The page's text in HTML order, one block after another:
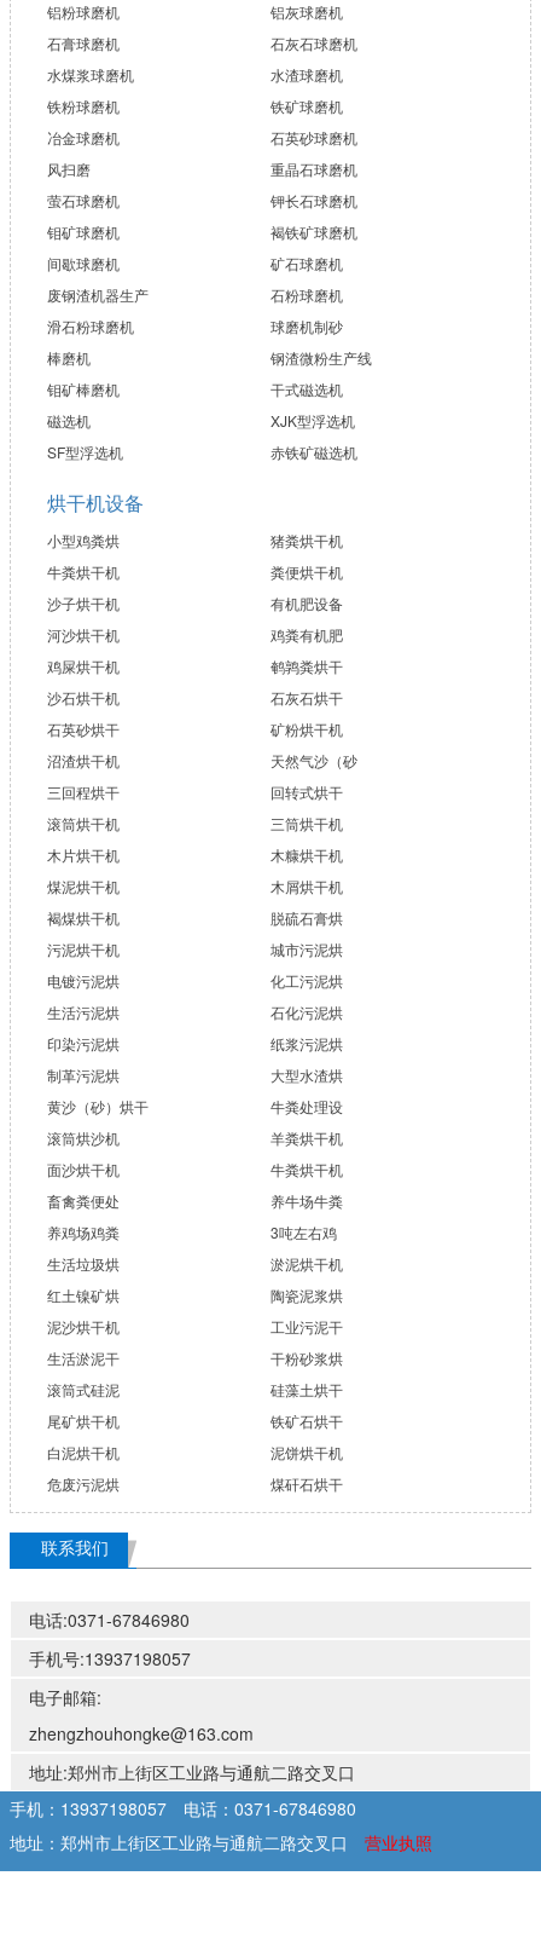
铝粉球磨机
铝灰球磨机
石膏球磨机
石灰石球磨机
水煤浆球磨机
水渣球磨机
铁粉球磨机
铁矿球磨机
冶金球磨机
石英砂球磨机
风扫磨
重晶石球磨机
萤石球磨机
钾长石球磨机
钼矿球磨机
褐铁矿球磨机
间歇球磨机
矿石球磨机
废钢渣机器生产
石粉球磨机
滑石粉球磨机
球磨机制砂
棒磨机
钢渣微粉生产线
钼矿棒磨机
干式磁选机
磁选机
XJK型浮选机
SF型浮选机
赤铁矿磁选机
烘干机设备
小型鸡粪烘
猪粪烘干机
牛粪烘干机
粪便烘干机
沙子烘干机
有机肥设备
河沙烘干机
鸡粪有机肥
鸡屎烘干机
鹌鹑粪烘干
沙石烘干机
石灰石烘干
石英砂烘干
矿粉烘干机
沼渣烘干机
天然气沙（砂
三回程烘干
回转式烘干
滚筒烘干机
三筒烘干机
木片烘干机
木糠烘干机
煤泥烘干机
木屑烘干机
褐煤烘干机
脱硫石膏烘
污泥烘干机
城市污泥烘
电镀污泥烘
化工污泥烘
生活污泥烘
石化污泥烘
印染污泥烘
纸浆污泥烘
制革污泥烘
大型水渣烘
黄沙（砂）烘干
牛粪处理设
滚筒烘沙机
羊粪烘干机
面沙烘干机
牛粪烘干机
畜禽粪便处
养牛场牛粪
养鸡场鸡粪
3吨左右鸡
生活垃圾烘
淤泥烘干机
红土镍矿烘
陶瓷泥浆烘
泥沙烘干机
工业污泥干
生活淤泥干
干粉砂浆烘
滚筒式硅泥
硅藻土烘干
尾矿烘干机
铁矿石烘干
白泥烘干机
泥饼烘干机
危废污泥烘
煤矸石烘干
联系我们
电话:0371-67846980
手机号:13937198057
电子邮箱:
zhengzhouhongke@163.com
地址:郑州市上街区工业路与通航二路交叉口
手机：13937198057
电话：0371-67846980
地址：郑州市上街区工业路与通航二路交叉口
营业执照